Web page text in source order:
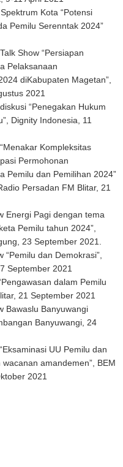
Kota “Potensi
Pemilu Serenntak 2024”
Show “Persiapan
Pelaksanaan
diKabupaten Magetan”,
2021
“Penegakan Hukum
Dignity Indonesia, 11
Kompleksitas
Permohonan
Pemilu dan Pemilihan 2024”
Persadan FM Blitar, 21
Energi Pagi dengan tema
Pemilu tahun 2024”,
23 September 2021.
dan Demokrasi”,
September 2021
dalam Pemilu
21 September 2021
Bawaslu Banyuwangi
Banyuwangi, 24
UU Pemilu dan
amandemen”, BEM
2021